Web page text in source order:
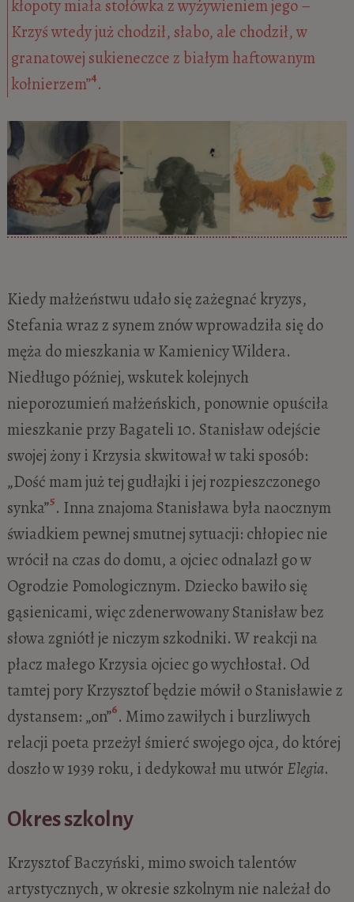
kłopoty miała stołówka z wyżywieniem jego –
Krzyś wtedy już chodził, słabo, ale chodził, w
granatowej sukieneczce z białym haftowanym
kołnierzem”4.
Kiedy małżeństwu udało się zażegnać kryzys,
Stefania wraz z synem znów wprowadziła się do
męża do mieszkania w Kamienicy Wildera.
Niedługo później, wskutek kolejnych
nieporozumień małżeńskich, ponownie opuściła
mieszkanie przy Bagateli 10. Stanisław odejście
swojej żony i Krzysia skwitował w taki sposób:
„Dość mam już tej gudłajki i jej rozpieszczonego
synka”5. Inna znajoma Stanisława była naocznym
świadkiem pewnej smutnej sytuacji: chłopiec nie
wrócił na czas do domu, a ojciec odnalazł go w
Ogrodzie Pomologicznym. Dziecko bawiło się
gąsienicami, więc zdenerwowany Stanisław bez
słowa zgniótł je niczym szkodniki. W reakcji na
płacz małego Krzysia ojciec go wychłostał. Od
tamtej pory Krzysztof będzie mówił o Stanisławie z
dystansem: „on”6. Mimo zawiłych i burzliwych
relacji poeta przeżył śmierć swojego ojca, do której
doszło w 1939 roku, i dedykował mu utwór Elegia.
Okres szkolny
Krzysztof Baczyński, mimo swoich talentów
artystycznych, w okresie szkolnym nie należał do